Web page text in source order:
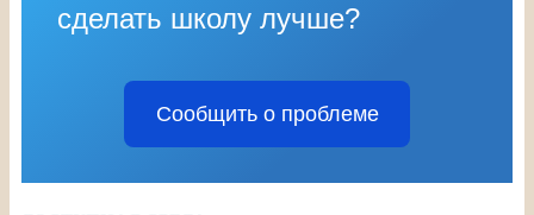
сделать школу лучше?
Сообщить о проблеме